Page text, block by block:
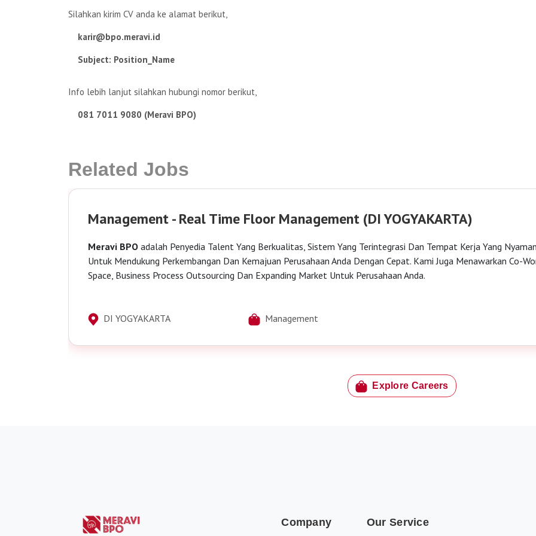
Silahkan kirim CV anda ke alamat berikut,
karir@bpo.meravi.id
Subject: Position_Name
Info lebih lanjut silahkan hubungi nomor berikut,
081 7011 9080 (Meravi BPO)
Related Jobs
Management - Real Time Floor Management (DI YOGYAKARTA)
adalah Penyedia Talent Yang Berkualitas, Sistem Yang Terintegrasi Dan Tempat Kerja Yang Nyaman
Untuk Mendukung Perkembangan Dan Kemajuan Perusahaan Anda Dengan Cepat. Kami Juga Menawarkan Co-Working
Space, Business Process Outsourcing Dan Expanding Market Untuk Perusahaan Anda.
Explore Careers
Company Our Service